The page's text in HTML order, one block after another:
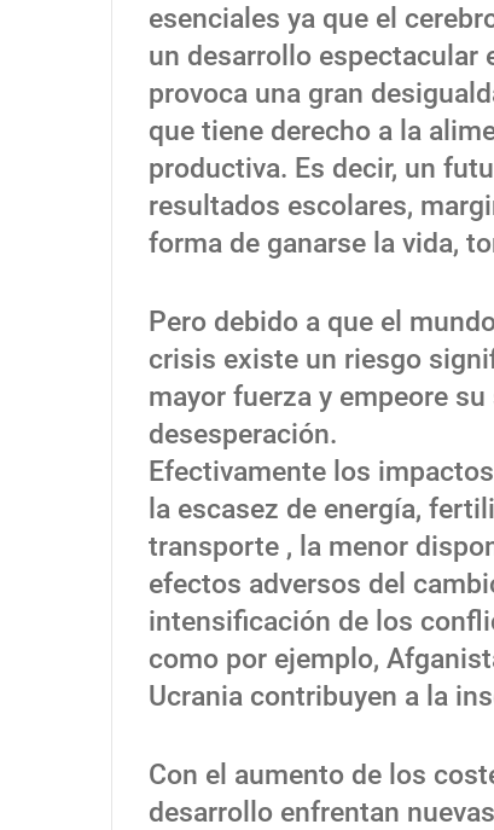
esenciales ya que el
un desarrollo espectacular
provoca una gran
que tiene derecho a la
productiva. Es decir, un
resultados escolares,
forma de ganarse la vida,
Pero debido a que el
crisis existe un riesgo
mayor fuerza y empeore
desesperación.
Efectivamente los
la escasez de energía,
transporte , la menor
efectos adversos del
intensificación de los
como por ejemplo,
Ucrania contribuyen a la
Con el aumento de los
desarrollo enfrentan